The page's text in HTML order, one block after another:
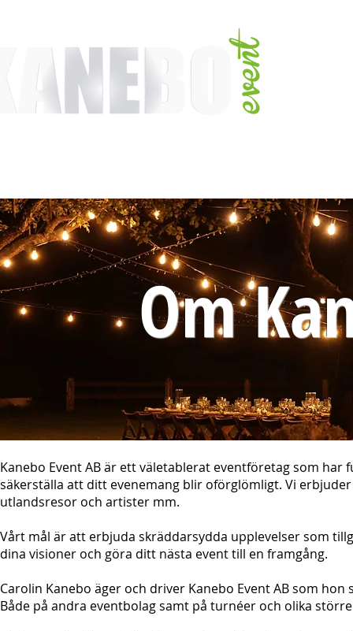
Om
Kanebo Event AB är ett väletablerat eventföretag som
säkerställa att ditt evenemang blir oförglömligt. Vi
utlandsresor och artister mm.
Vårt mål är att erbjuda skräddarsydda upplevelser som
dina visioner och göra ditt nästa event till en framgång.
Carolin Kanebo äger och driver Kanebo Event AB som
Både på andra eventbolag samt på turnéer och olika